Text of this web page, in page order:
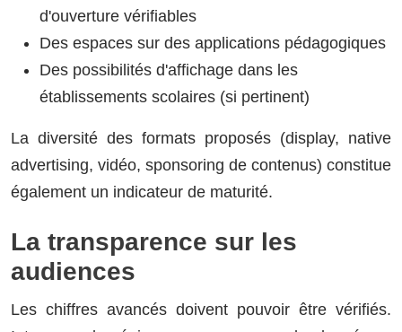
d'ouverture vérifiables
Des espaces sur des applications pédagogiques
Des possibilités d'affichage dans les
établissements scolaires (si pertinent)
La diversité des formats proposés (display, native
advertising, vidéo, sponsoring de contenus) constitue
également un indicateur de maturité.
La transparence sur les
audiences
Les chiffres avancés doivent pouvoir être vérifiés.